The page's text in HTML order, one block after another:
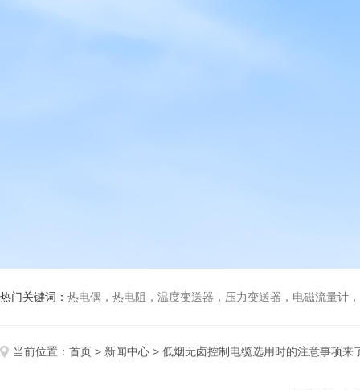
热门关键词： 热电偶，热电阻，温度变送器，压力变送器，电磁流量计，
当前位置： 首页 > 新闻中心 > 低烟无卤控制电缆选用时的注意事项来